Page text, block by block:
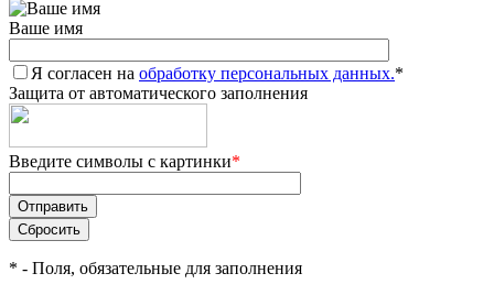
Ваше имя
Я согласен на обработку персональных данных.*
Защита от автоматического заполнения
Введите символы с картинки*
* - Поля, обязательные для заполнения